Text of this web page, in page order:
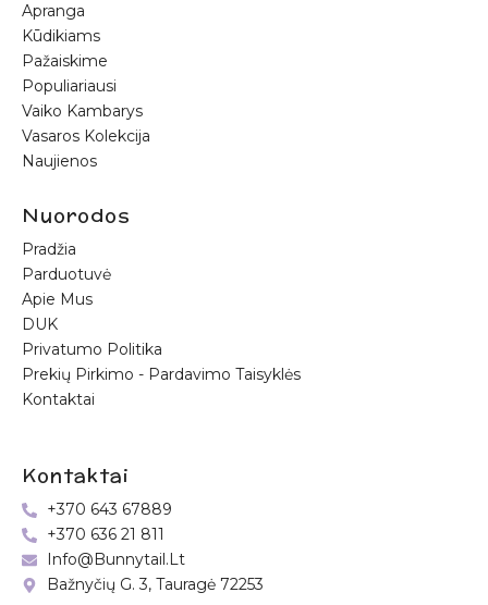
Apranga
Kūdikiams
Pažaiskime
Populiariausi
Vaiko Kambarys
Vasaros Kolekcija
Naujienos
Nuorodos
Pradžia
Parduotuvė
Apie Mus
DUK
Privatumo Politika
Prekių Pirkimo - Pardavimo Taisyklės
Kontaktai
Kontaktai
+370 643 67889
+370 636 21 811
Info@bunnytail.lt
Bažnyčių G. 3, Tauragė 72253